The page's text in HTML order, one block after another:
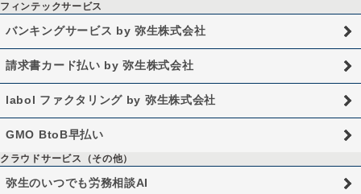
フィンテックサービス
バンキングサービス by 弥生株式会社
請求書カード払い by 弥生株式会社
labol ファクタリング by 弥生株式会社
GMO BtoB早払い
クラウドサービス（その他）
弥生のいつでも労務相談AI